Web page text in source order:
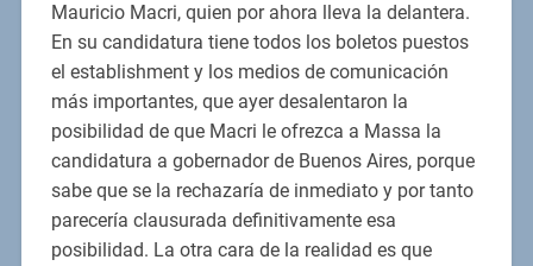
Mauricio Macri, quien por ahora lleva la delantera.
En su candidatura tiene todos los boletos puestos
el establishment y los medios de comunicación
más importantes, que ayer desalentaron la
posibilidad de que Macri le ofrezca a Massa la
candidatura a gobernador de Buenos Aires, porque
sabe que se la rechazaría de inmediato y por tanto
parecería clausurada definitivamente esa
posibilidad. La otra cara de la realidad es que